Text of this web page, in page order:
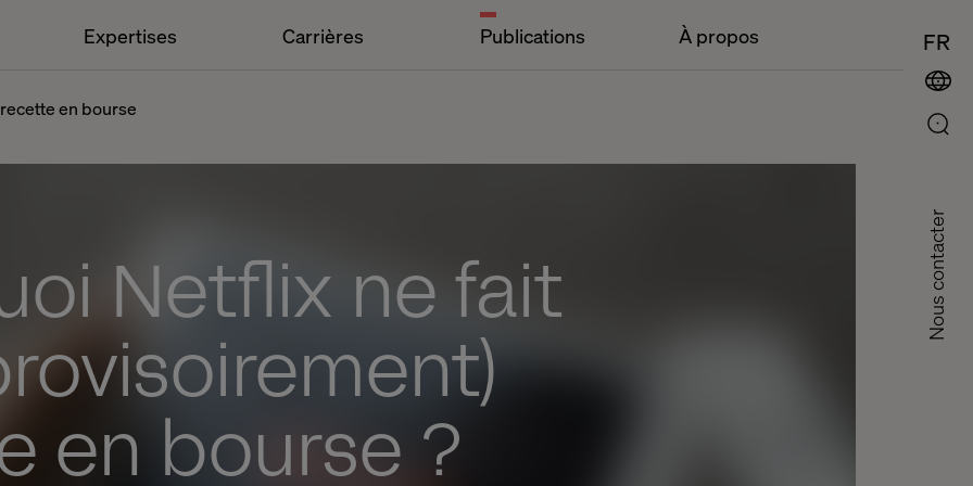
Expertises Carrières Publications À propos FR
Nous contacter
en bourse
Netflix ne fait
en bourse ?